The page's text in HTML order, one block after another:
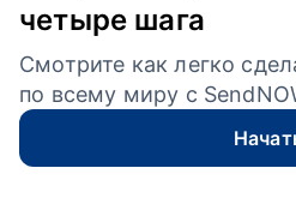
четыре шага
Смотрите как легко
по всему миру с